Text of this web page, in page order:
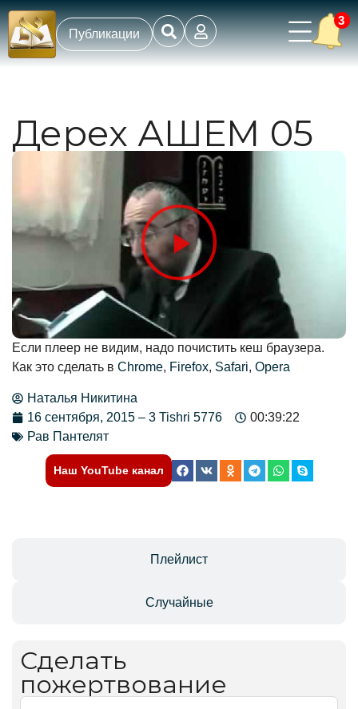
Публикации
3
Дерех АШЕМ 05
Если плеер не видим, надо почистить кеш браузера.
Как это сделать в Chrome, Firefox, Safari, Opera
Наталья Никитина
16 сентября, 2015 – 3 Tishri 5776
00:39:22
Рав Пантелят
Наш YouTube канал
Плейлист
Случайные
Сделать
пожертвование